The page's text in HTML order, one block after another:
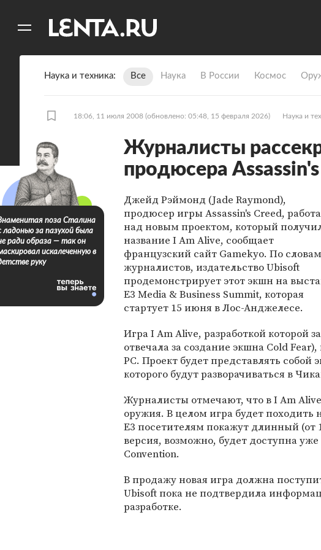
Наука и техника Все Наука В России Космос
18:06, 11 июля 2008 (обновлено: 05:48, 15 февраля 2026) Наука и
Журналисты
продюсера Assassin's
Джейд Рэймонд (Jade Raymond),
продюсер игры Assassin's Creed,
над новым проектом, который
название I Am Alive, сообщает
французский сайт Gamekyo. По словам
журналистов, издательство Ubisoft
продемонстрирует этот экшн на
E3 Media & Business Summit, которая
стартует 15 июня в Лос-Анджелесе.
Игра I Am Alive, разработкой которой
отвечала за создание экшна Cold
PC. Проект будет представлять
которого будут разворачиваться в
Журналисты отмечают, что в I Am
оружия. В целом игра будет походить
E3 посетителям покажут длинный (от
версия, возможно, будет доступна уже
Convention.
В продажу новая игра должна
Ubisoft пока не подтвердила
разработке.
поза Сталина
ладонью за пазухой была
ради образа — так он
искалеченную в
руку